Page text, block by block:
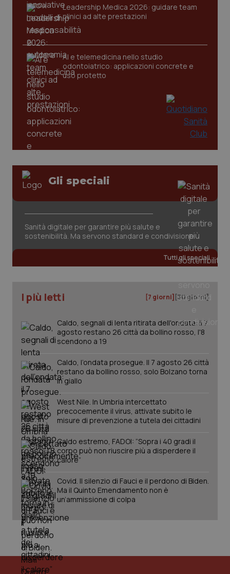
Leadership Medica 2026: guidare team
clinici ad alte prestazioni
AI e telemedicina nello studio
odontoiatrico: applicazioni concrete e
uso protetto
Gli speciali
Sanità digitale per garantire più salute e
sostenibilità. Ma servono standard e condivisione
Tutti gli speciali
I più letti [7 giorni] [30 giorni]
Caldo, segnali di lenta ritirata dell'ondata: il 7
agosto restano 26 città da bollino rosso, l'8
scendono a 19
Caldo, l’ondata prosegue. Il 7 agosto 26 città
restano da bollino rosso, solo Bolzano torna
in giallo
West Nile. In Umbria intercettato
precocemente il virus, attivate subito le
misure di prevenzione a tutela dei cittadini
Caldo estremo, FADOI: “Sopra i 40 gradi il
corpo può non riuscire più a disperdere il
calore”
Covid. Il silenzio di Fauci e il perdono di Biden.
Ma il Quinto Emendamento non è
un’ammissione di colpa
tracking-sites-ironfish-
tracking-enable
www.quotidianosanita.it
_ga
Google LLC
.quotidianosanita.it
www.quotidianosanita.it